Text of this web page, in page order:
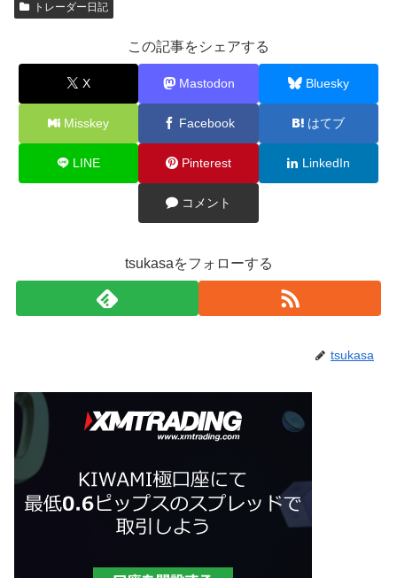
トレーダー日記
この記事をシェアする
X Mastodon Bluesky
Misskey Facebook はてブ
LINE Pinterest LinkedIn
コメント
tsukasaをフォローする
tsukasa